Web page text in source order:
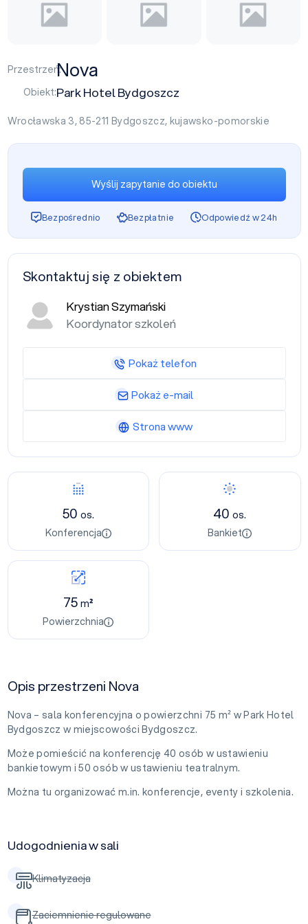
Przestrzeń:Nova
Obiekt:Park Hotel Bydgoszcz
Wrocławska 3, 85-211 Bydgoszcz, kujawsko-pomorskie
50 os.
Konferencja
40os.
Bankiet
75m²
Powierzchnia
Opis przestrzeni Nova
Nova – sala konferencyjna o powierzchni 75 m² w Park Hotel
Bydgoszcz w miejscowości Bydgoszcz.
Może pomieścić na konferencję 40 osób w ustawieniu
bankietowym i 50 osób w ustawieniu teatralnym.
Można tu organizować m.in. konferencje, eventy i szkolenia.
Udogodnienia w sali
Klimatyzacja
Zaciemnienie regulowane
Wyślij zapytanie do obiektu
Bezpośrednio Bezpłatnie Odpowiedź w 24h
Skontaktuj się z obiektem
Krystian Szymański
Koordynator szkoleń
Pokaż telefon
Pokaż e-mail
Strona www